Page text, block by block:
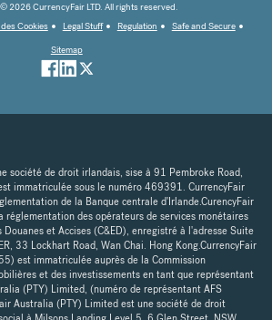
2026 CurrencyFair LTD. All rights reserved.
Cookies Legal Stuff Regulation
Safe and Secure
Sitemap
société de droit irlandais, sise à 91 Pembroke Road,
immatriculée sous le numéro 469391. CurrencyFair
de la Banque centrale d'Irlande.CurencyFair
réglementation des opérateurs de services monétaires
et Accises (C&ED), enregistré à l'adresse Suite
33 Lockhart Road, Wan Chai. Hong Kong.CurrencyFair
est immatriculée auprès de la Commission
et des investissements en tant que représentant
(PTY) Limited, (numéro de représentant AFS
Australia (PTY) Limited est une société de droit